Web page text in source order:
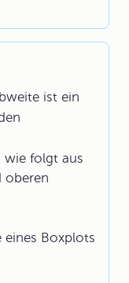
ist ein
wie folgt aus
oberen
eines Boxplots